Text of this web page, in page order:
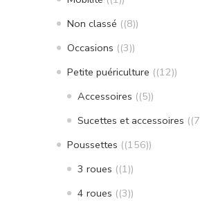
Non classé (8)
Occasions (3)
Petite puériculture (12)
Accessoires (5)
Sucettes et accessoires
Poussettes (156)
3 roues (1)
4 roues (3)